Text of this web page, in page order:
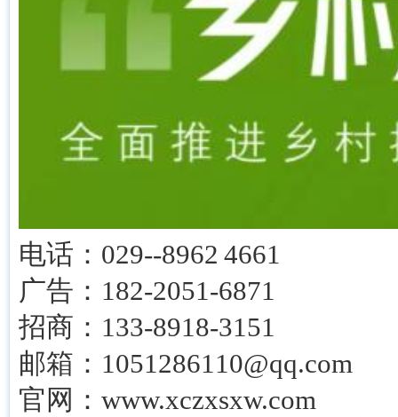
电话：029--8962 4661
广告：182-2051-6871
招商：133-8918-3151
邮箱：1051286110@qq.com
官网：www.xczxsxw.com